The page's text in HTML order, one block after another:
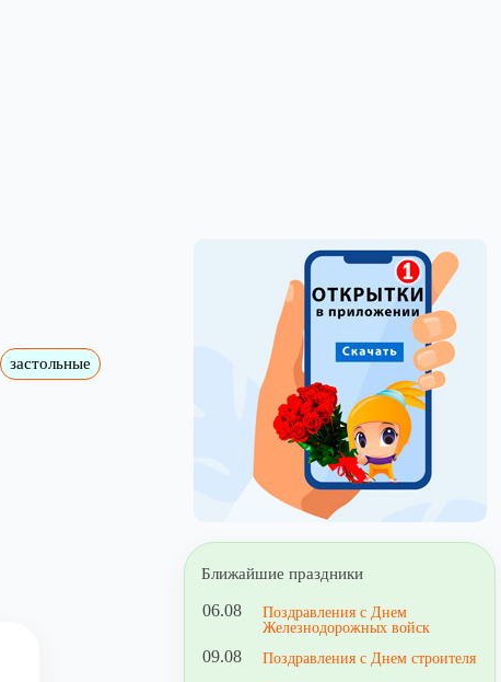
застольные
Ближайшие праздники
06.08
Поздравления с Днем
Железнодорожных войск
09.08
Поздравления с Днем строителя